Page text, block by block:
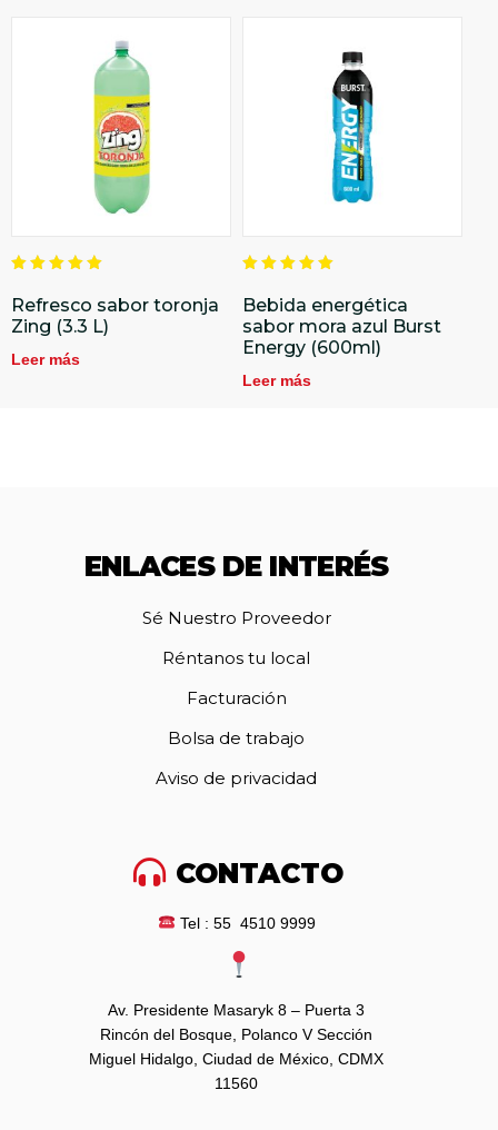
en
5.00
de 5
Refresco sabor toronja
Zing (3.3 L)
Leer más
en
5.00
de 5
Bebida energética
sabor mora azul Burst
Energy (600ml)
Leer más
ENLACES DE INTERÉS
Sé Nuestro Proveedor
Réntanos tu local
Facturación
Bolsa de trabajo
Aviso de privacidad
CONTACTO
Tel : 55 4510 9999
Av. Presidente Masaryk 8 – Puerta 3
Rincón del Bosque, Polanco V Sección
Miguel Hidalgo, Ciudad de México, CDMX
11560